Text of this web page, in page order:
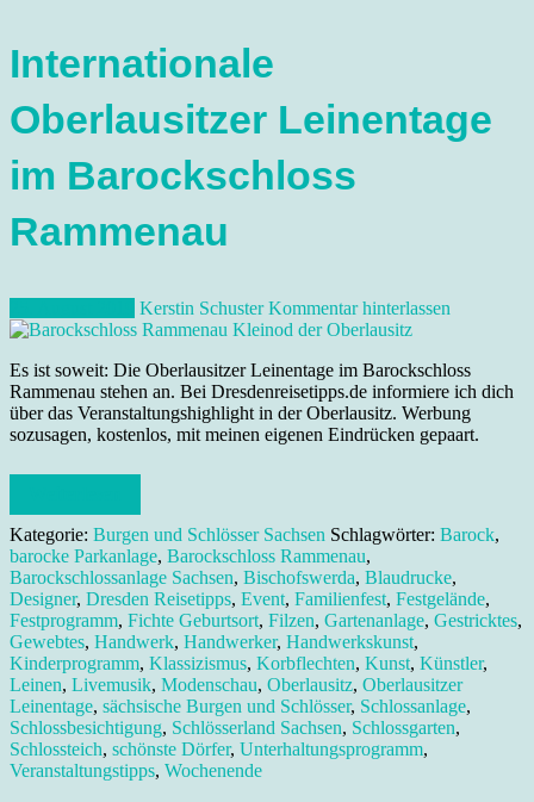
Internationale
Oberlausitzer Leinentage
im Barockschloss
Rammenau
Kerstin Schuster Kommentar hinterlassen
Es ist soweit: Die Oberlausitzer Leinentage im Barockschloss
Rammenau stehen an. Bei Dresdenreisetipps.de informiere ich dich
über das Veranstaltungshighlight in der Oberlausitz. Werbung
sozusagen, kostenlos, mit meinen eigenen Eindrücken gepaart.
Kategorie: Burgen und Schlösser Sachsen Schlagwörter: Barock,
barocke Parkanlage, Barockschloss Rammenau,
Barockschlossanlage Sachsen, Bischofswerda, Blaudrucke,
Designer, Dresden Reisetipps, Event, Familienfest, Festgelände,
Festprogramm, Fichte Geburtsort, Filzen, Gartenanlage, Gestricktes,
Gewebtes, Handwerk, Handwerker, Handwerkskunst,
Kinderprogramm, Klassizismus, Korbflechten, Kunst, Künstler,
Leinen, Livemusik, Modenschau, Oberlausitz, Oberlausitzer
Leinentage, sächsische Burgen und Schlösser, Schlossanlage,
Schlossbesichtigung, Schlösserland Sachsen, Schlossgarten,
Schlossteich, schönste Dörfer, Unterhaltungsprogramm,
Veranstaltungstipps, Wochenende